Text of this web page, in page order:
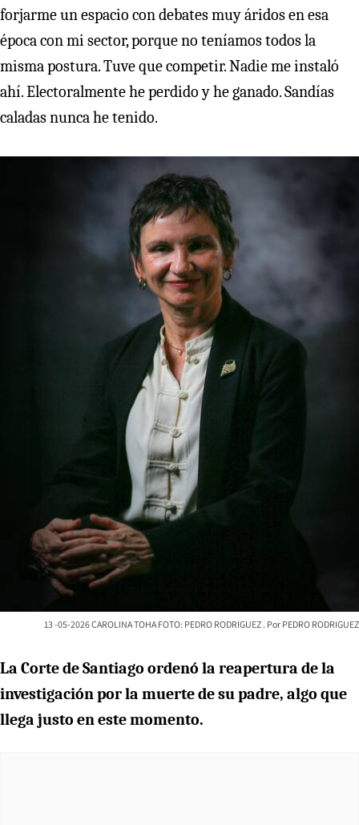
forjarme un espacio con debates muy áridos en esa
época con mi sector, porque no teníamos todos la
misma postura. Tuve que competir. Nadie me instaló
ahí. Electoralmente he perdido y he ganado. Sandías
caladas nunca he tenido.
13 -05-2026 CAROLINA TOHA FOTO: PEDRO RODRIGUEZ PEDRO RODRIGUEZ
La Corte de Santiago ordenó la reapertura de la
investigación por la muerte de su padre, algo que
llega justo en este momento.